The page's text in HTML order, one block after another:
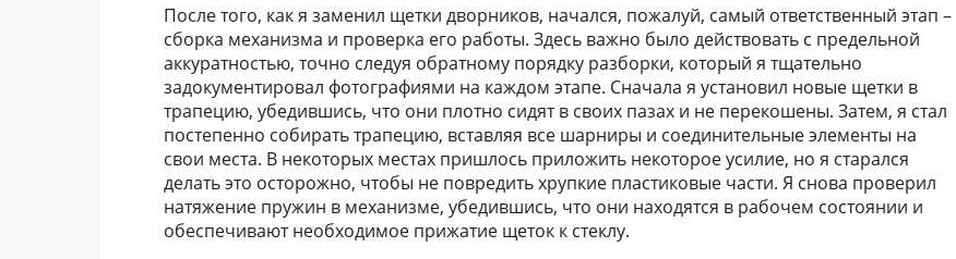
После того, как я заменил щетки дворников, начался, пожалуй, самый ответственный этап –
сборка механизма и проверка его работы. Здесь важно было действовать с предельной
аккуратностью, точно следуя обратному порядку разборки, который я тщательно
задокументировал фотографиями на каждом этапе. Сначала я установил новые щетки в
трапецию, убедившись, что они плотно сидят в своих пазах и не перекошены. Затем, я стал
постепенно собирать трапецию, вставляя все шарниры и соединительные элементы на
свои места. В некоторых местах пришлось приложить некоторое усилие, но я старался
делать это осторожно, чтобы не повредить хрупкие пластиковые части. Я снова проверил
натяжение пружин в механизме, убедившись, что они находятся в рабочем состоянии и
обеспечивают необходимое прижатие щеток к стеклу.